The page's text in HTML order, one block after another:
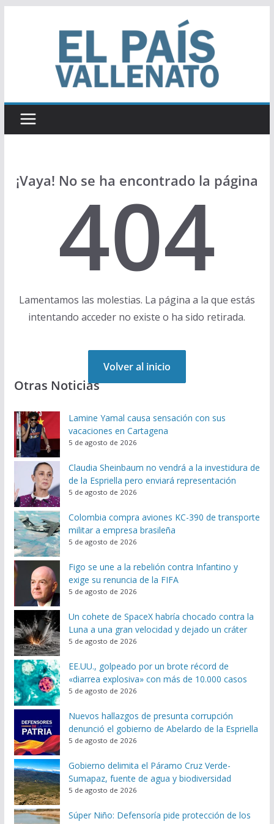
¡Vaya! No se ha encontrado la página
404
Lamentamos las molestias. La página a la que estás
intentando acceder no existe o ha sido retirada.
Volver al inicio
Otras Noticias
Lamine Yamal causa sensación con sus
vacaciones en Cartagena
5 de agosto de 2026
Claudia Sheinbaum no vendrá a la investidura de
de la Espriella pero enviará representación
5 de agosto de 2026
Colombia compra aviones KC-390 de transporte
militar a empresa brasileña
5 de agosto de 2026
Figo se une a la rebelión contra Infantino y
exige su renuncia de la FIFA
5 de agosto de 2026
Un cohete de SpaceX habría chocado contra la
Luna a una gran velocidad y dejado un cráter
5 de agosto de 2026
EE.UU., golpeado por un brote récord de
«diarrea explosiva» con más de 10.000 casos
5 de agosto de 2026
Nuevos hallazgos de presunta corrupción
denunció el gobierno de Abelardo de la Espriella
5 de agosto de 2026
Gobierno delimita el Páramo Cruz Verde-
Sumapaz, fuente de agua y biodiversidad
5 de agosto de 2026
Súper Niño: Defensoría pide protección de los